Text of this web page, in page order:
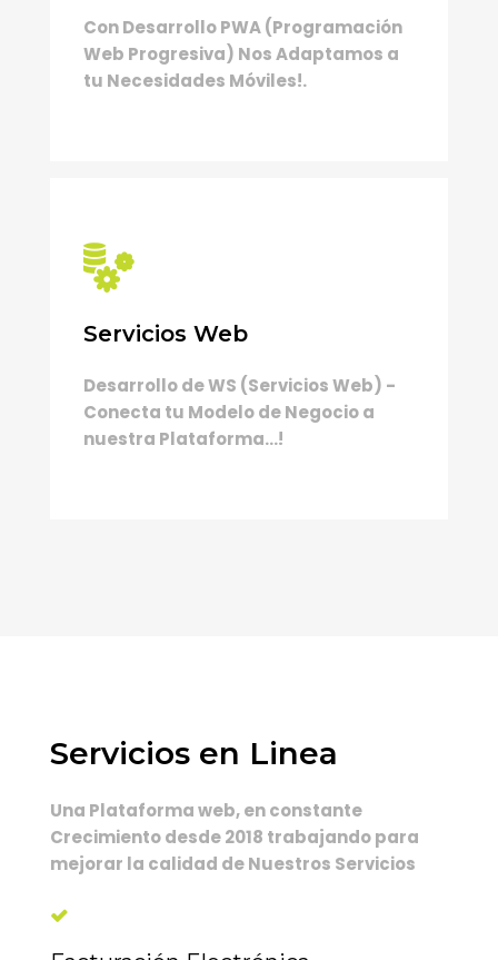
Con Desarrollo PWA (Programación
Web Progresiva) Nos Adaptamos a
tu Necesidades Móviles!.
Servicios Web
Desarrollo de WS (Servicios Web) -
Conecta tu Modelo de Negocio a
nuestra Plataforma...!
Servicios en Linea
Una Plataforma web, en constante
Crecimiento desde 2018 trabajando para
mejorar la calidad de Nuestros Servicios